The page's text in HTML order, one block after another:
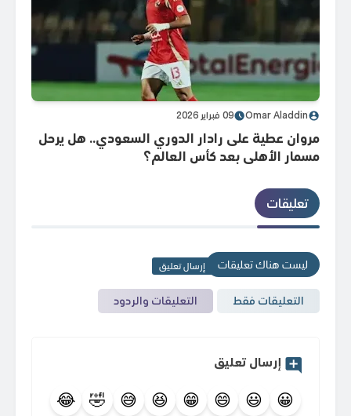
Omar Aladdin 09 فبراير 2026
مروان عطية على رادار الدوري السعودي.. هل يرحل
مسمار الأهلي بعد كأس العالم؟
تعليقات
ليست هناك تعليقات إرسال تعليق
التعليقات فقط التعليقات والردود
إرسال تعليق
😀
😃
😄
😁
😆
😅
🤣
😂